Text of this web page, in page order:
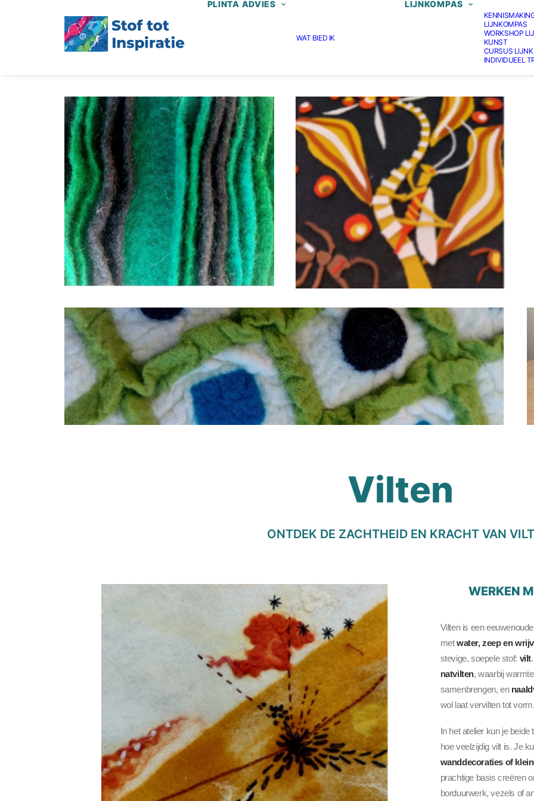
PLINTA ADVIES
WAT BIED IK
LIJNKOMPAS
LIJNKOMPAS
WORKSHOP
KUNST
CURSUS
INDIVIDUEEL
Vilten
ONTDEK DE ZACHTHEID EN KRACHT VAN VILT
WERKEN
Vilten is een
metwater, zeep en
stevige, soepele stof: vilt
natvilten, waarbij
samenbrengen, en
wol laat vervilten tot
In het atelier kun je
hoe veelzijdig vilt is. Je
wanddecoraties of
prachtige basis creëren
borduurwerk, vezels of